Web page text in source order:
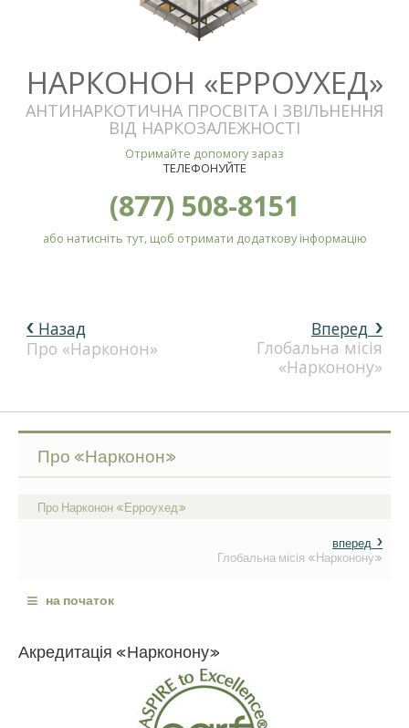
НАРКОНОН «ЕРРОУХЕД»
АНТИНАРКОТИЧНА ПРОСВІТА І ЗВІЛЬНЕННЯ
ВІД НАРКОЗАЛЕЖНОСТІ
Отримайте допомогу зараз
ТЕЛЕФОНУЙТЕ
(877) 508-8151
або натисніть тут, щоб отримати додаткову інформацію
Вперед
Глобальна місія
«Нарконону»
Назад
Про «Нарконон»
Про «Нарконон»
Про Нарконон «Ерроухед»
вперед
Глобальна місія «Нарконону»
≡ на початок
Акредитація «Нарконону»